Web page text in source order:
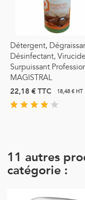
Détergent,
Désinfectant,
Surpuissant
MAGISTRAL
22,18 €TTC 18,48 € HT
11 autres
catégorie :